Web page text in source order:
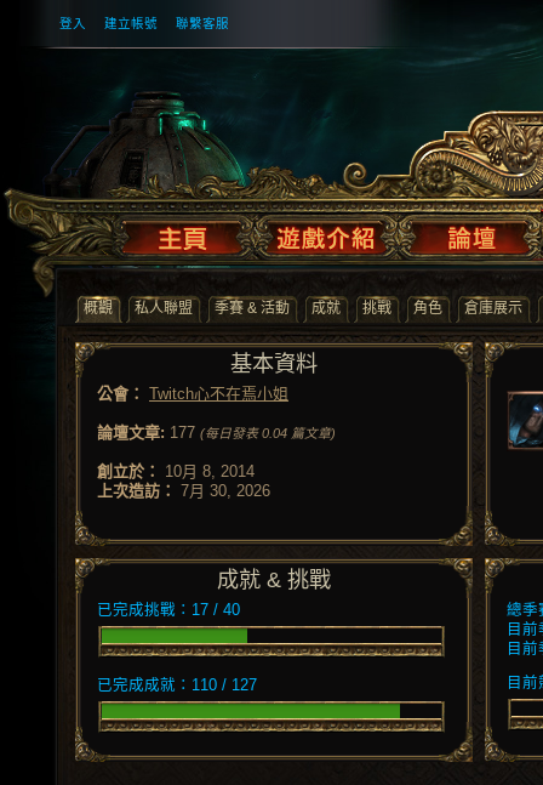
登入 建立帳號 聯繫客服
概觀 私人聯盟 季賽 & 活動 成就 挑戰 角色 倉庫展示
基本資料
公會： Twitch心不在焉小姐
論壇文章: 177 (每日發表 0.04 篇文章)
創立於：
10月 8, 2014
上次造訪： 7月 30, 2026
成就 & 挑戰
已完成挑戰：17 / 40
已完成成就：110 / 127
總季
目
目
目